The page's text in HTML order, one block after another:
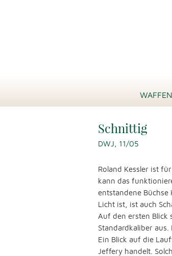
Schnittig
DWJ, 11/05
Roland Kessler ist
kann das
entstandene
Licht ist, ist auch
Auf den ersten Blick
Standardkaliber
Ein Blick auf die
Jeffery handelt.
WAFFEN